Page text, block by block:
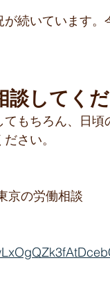
続いています
してくだ
もちろん、日
さい。
京の労働相談